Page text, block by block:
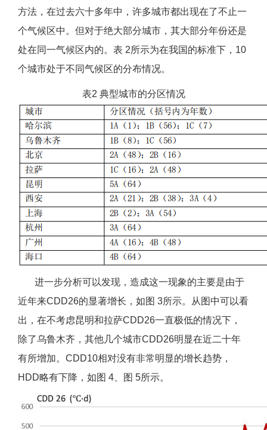
方法，在过去六十多年中，许多城市都出现在了不止一
个气候区中。但对于绝大部分城市，其大部分年份还是
处在同一气候区内的。表 2所示为在我国的标准下，10
个城市处于不同气候区的分布情况。
表2 典型城市的分区情况
进一步分析可以发现，造成这一现象的主要是由于
近年来CDD26的显著增长，如图 3所示。从图中可以看
出，在不考虑昆明和拉萨CDD26一直极低的情况下，
除了乌鲁木齐，其他几个城市CDD26明显在近二十年
有所增加。CDD10相对没有非常明显的增长趋势，
HDD略有下降，如图 4、图 5所示。